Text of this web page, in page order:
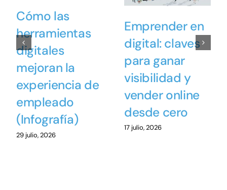
Cómo las
herramientas
digitales
mejoran la
experiencia de
empleado
(Infografía)
29 julio, 2026
Emprender en
digital: claves
para ganar
visibilidad y
vender online
desde cero
17 julio, 2026